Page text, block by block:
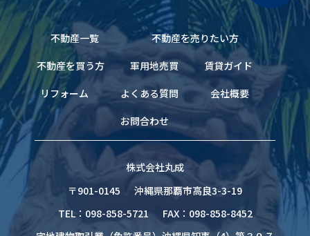
不動産一覧
不動産を売りたい方
不動産を買う方
軍用地売買
賃貸ガイド
リフォーム
よくある質問
会社概要
お問合わせ
株式会社丸成
〒901-0145
沖縄県那覇市高良3-3-19
TEL：098-858-5721
FAX：098-858-8452